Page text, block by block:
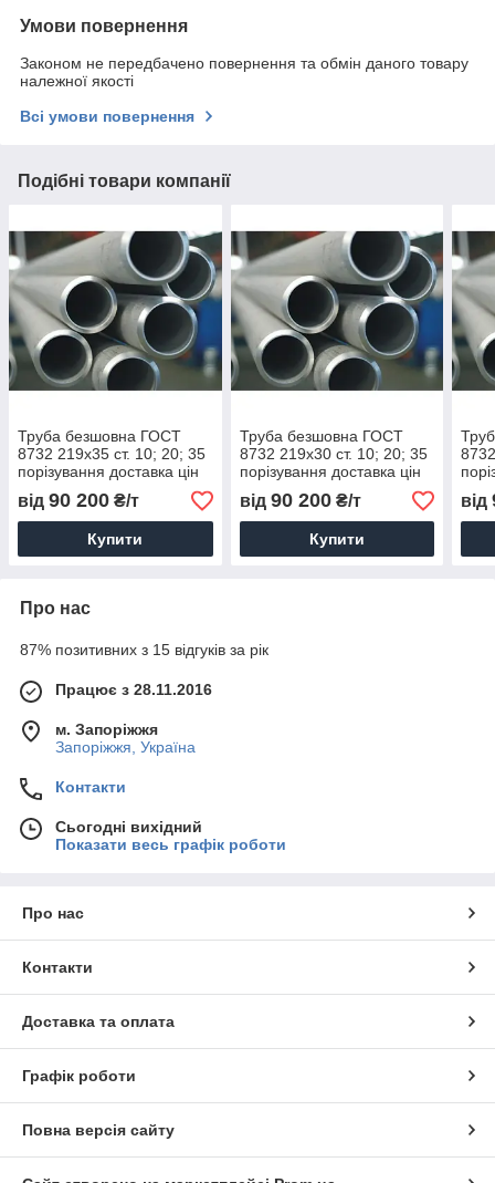
Умови повернення
Законом не передбачено повернення та обмін даного товару
належної якості
Всі умови повернення
Подібні товари компанії
Труба безшовна ГОСТ
8732 219х35 ст. 10; 20; 35
порізування доставка цін
від 90 200 ₴/т
Купити
Труба безшовна ГОСТ
8732 219х30 ст. 10; 20; 35
порізування доставка цін
від 90 200₴/т
Купити
від
Про нас
87% позитивних з 15 відгуків за рік
Працює з 28.11.2016
м. Запоріжжя
Запоріжжя, Україна
Контакти
Сьогодні вихідний
Показати весь графік роботи
Про нас
Контакти
Доставка та оплата
Графік роботи
Повна версія сайту